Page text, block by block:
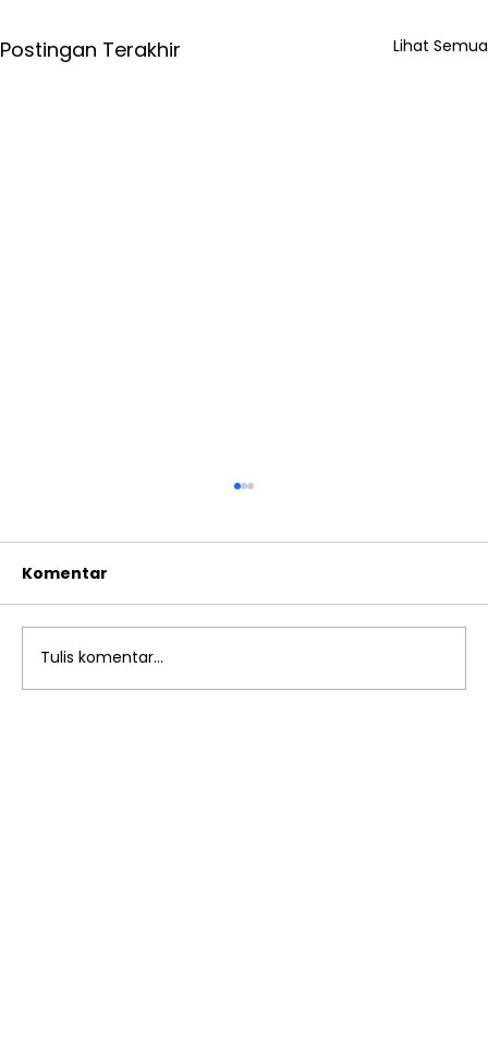
Postingan Terakhir Lihat Semua
Komentar
Tulis komentar...